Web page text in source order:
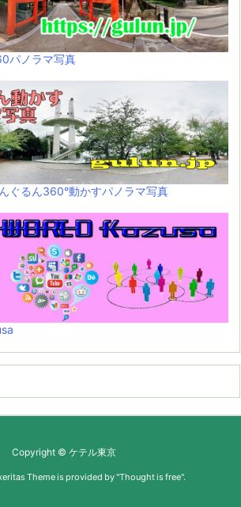
パノラマ写真
ぐるん360°動かすパノラマ写真
Copyright © ケテル東京
Theme is provided by "Thought is free".